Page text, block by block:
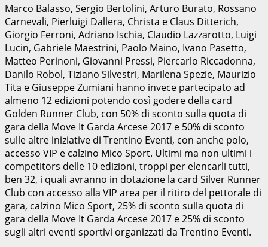
Marco Balasso, Sergio Bertolini, Arturo Burato, Rossano
Carnevali, Pierluigi Dallera, Christa e Claus Ditterich,
Giorgio Ferroni, Adriano Ischia, Claudio Lazzarotto, Luigi
Lucin, Gabriele Maestrini, Paolo Maino, Ivano Pasetto,
Matteo Perinoni, Giovanni Pressi, Piercarlo Riccadonna,
Danilo Robol, Tiziano Silvestri, Marilena Spezie, Maurizio
Tita e Giuseppe Zumiani hanno invece partecipato ad
almeno 12 edizioni potendo così godere della card
Golden Runner Club, con 50% di sconto sulla quota di
gara della Move It Garda Arcese 2017 e 50% di sconto
sulle altre iniziative di Trentino Eventi, con anche polo,
accesso VIP e calzino Mico Sport. Ultimi ma non ultimi i
competitors delle 10 edizioni, troppi per elencarli tutti,
ben 32, i quali avranno in dotazione la card Silver Runner
Club con accesso alla VIP area per il ritiro del pettorale di
gara, calzino Mico Sport, 25% di sconto sulla quota di
gara della Move It Garda Arcese 2017 e 25% di sconto
sugli altri eventi sportivi organizzati da Trentino Eventi.